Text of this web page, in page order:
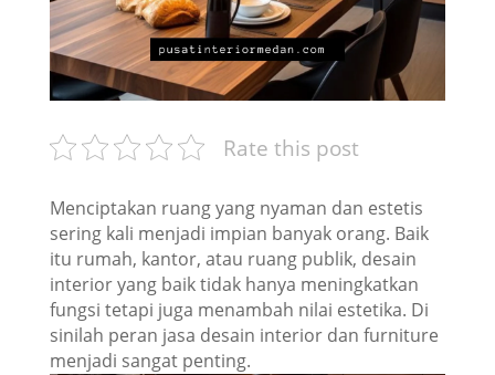
Rate this post
Menciptakan ruang yang nyaman dan estetis
sering kali menjadi impian banyak orang. Baik
itu rumah, kantor, atau ruang publik, desain
interior yang baik tidak hanya meningkatkan
fungsi tetapi juga menambah nilai estetika. Di
sinilah peran jasa desain interior dan furniture
menjadi sangat penting.